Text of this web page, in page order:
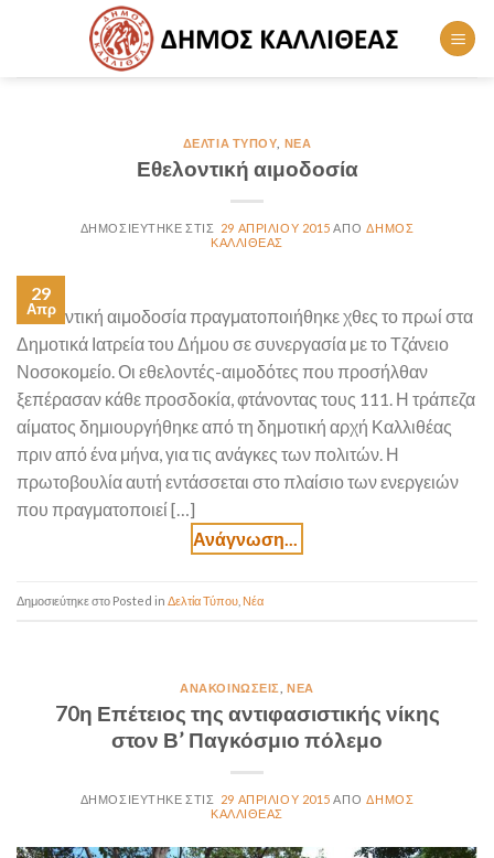
ΔΕΛΤΊΑ ΤΎΠΟΥ ΝΈΑ
Εθελοντική αιμοδοσία
29 ΑΠΡΙΛΊΟΥ 2015
ΔΉΜΟΣ
ΚΑΛΛΙΘΈΑΣ
29
Απρ
Εθελοντική αιμοδοσία πραγματοποιήθηκε χθες το πρωί στα
Δημοτικά Ιατρεία του Δήμου σε συνεργασία με το Τζάνειο
Νοσοκομείο. Οι εθελοντές-αιμοδότες που προσήλθαν
ξεπέρασαν κάθε προσδοκία, φτάνοντας τους 111. Η τράπεζα
αίματος δημιουργήθηκε από τη δημοτική αρχή Καλλιθέας
πριν από ένα μήνα, για τις ανάγκες των πολιτών. Η
πρωτοβουλία αυτή εντάσσεται στο πλαίσιο των ενεργειών
που πραγματοποιεί […]
Posted in Δελτία Τύπου Νέα
ΑΝΑΚΟΙΝΏΣΕΙΣ ,ΝΈΑ
70η Επέτειος της αντιφασιστικής νίκης
στον Β’ Παγκόσμιο πόλεμο
29 ΑΠΡΙΛΊΟΥ 2015
ΔΉΜΟΣ
ΚΑΛΛΙΘΈΑΣ